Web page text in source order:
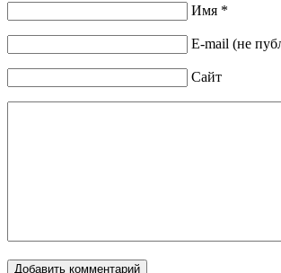
Имя *
E-mail (не
Сайт